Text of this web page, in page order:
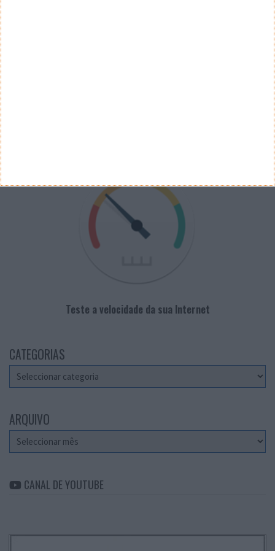
Teste a velocidade da sua Internet
CATEGORIAS
Categorias
ARQUIVO
Arquivo
CANAL DE YOUTUBE